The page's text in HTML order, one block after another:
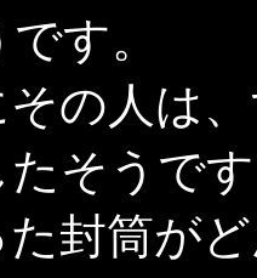
す。
の人は
たそう
封筒が